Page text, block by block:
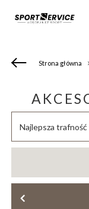
Strona główna
Zmień sortowanie
Najlepsza trafność